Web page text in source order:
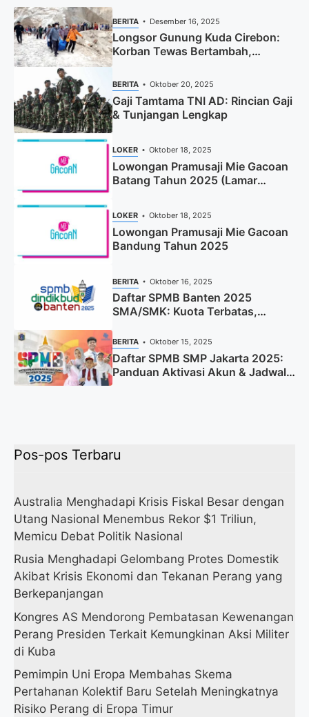
BERITA Desember 16, 2025
Longsor Gunung Kuda Cirebon:
Korban Tewas Bertambah,
Pencarian Dihentikan
BERITA Oktober 20, 2025
Gaji Tamtama TNI AD: Rincian Gaji
& Tunjangan Lengkap
LOKER Oktober 18, 2025
Lowongan Pramusaji Mie Gacoan
Batang Tahun 2025 (Lamar
LOKER Oktober 18, 2025
Lowongan Pramusaji Mie Gacoan
Bandung Tahun 2025
BERITA Oktober 16, 2025
Daftar SPMB Banten 2025
SMA/SMK: Kuota Terbatas,
BERITA Oktober 15, 2025
Daftar SPMB SMP Jakarta 2025:
Panduan Aktivasi Akun & Jadwal
Lengkap
Pos-pos Terbaru
Australia Menghadapi Krisis Fiskal Besar dengan
Utang Nasional Menembus Rekor $1 Triliun,
Memicu Debat Politik Nasional
Rusia Menghadapi Gelombang Protes Domestik
Akibat Krisis Ekonomi dan Tekanan Perang yang
Berkepanjangan
Kongres AS Mendorong Pembatasan Kewenangan
Perang Presiden Terkait Kemungkinan Aksi Militer
di Kuba
Pemimpin Uni Eropa Membahas Skema
Pertahanan Kolektif Baru Setelah Meningkatnya
Risiko Perang di Eropa Timur